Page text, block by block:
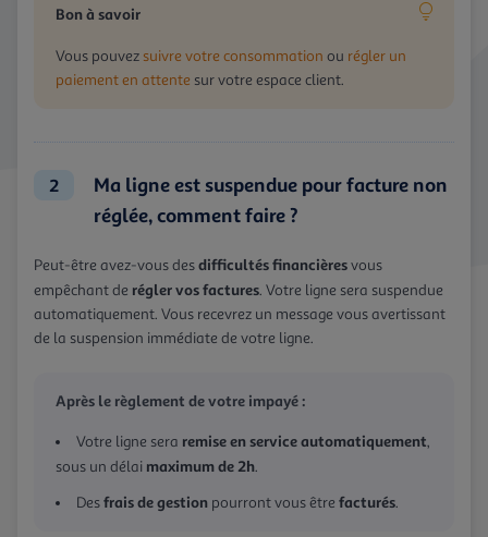
Bon à savoir
Vous pouvez suivre votre consommation ou régler un
paiement en attente sur votre espace client.
2
Ma ligne est suspendue pour facture non
réglée, comment faire ?
Peut-être avez-vous desdifficultés financièresvous
empêchant de régler vos factures. Votre ligne sera suspendue
automatiquement. Vous recevrez un message vous avertissant
de la suspension immédiate de votre ligne.
Après le règlement de votre impayé :
Votre ligne sera remise en service automatiquement,
sous un délai maximum de 2h.
Desfrais de gestion pourront vous être facturés.